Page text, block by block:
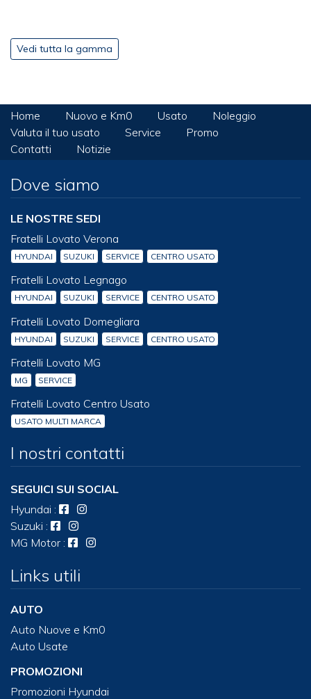
Vedi tutta la gamma
Home Nuovo e Km0 Usato
Noleggio
Valuta il tuo usato
Service
Promo
Contatti
Notizie
Dove siamo
LE NOSTRE SEDI
Fratelli Lovato Verona
HYUNDAI SUZUKI SERVICE CENTRO USATO
Fratelli Lovato Legnago
HYUNDAI SUZUKI SERVICE CENTRO USATO
Fratelli Lovato Domegliara
HYUNDAI SUZUKI SERVICE CENTRO USATO
Fratelli Lovato MG
MG SERVICE
Fratelli Lovato Centro Usato
USATO MULTI MARCA
I nostri contatti
SEGUICI SUI SOCIAL
Hyundai :
Suzuki :
MG Motor :
Links utili
AUTO
Auto Nuove e Km0
Auto Usate
PROMOZIONI
Promozioni Hyundai